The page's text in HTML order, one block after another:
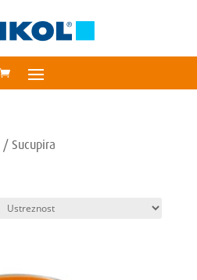
/ Sucupira